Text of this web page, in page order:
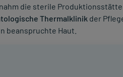
die sterile Produktionsstätte
Thermalklinik der
beanspruchte Haut.